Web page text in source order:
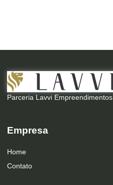
Parceria Lavvi Empreendimentos
Empresa
Home
Contato